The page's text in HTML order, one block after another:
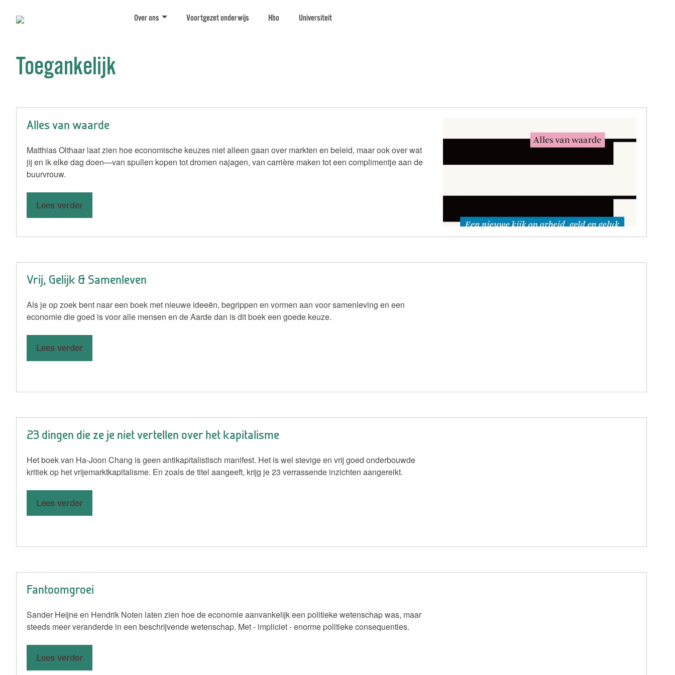
Over ons Voortgezet onderwijs Hbo Universiteit
Toegankelijk
Alles van waarde
Matthias Olthaar laat zien hoe economische keuzes niet alleen gaan over markten en beleid, maar ook over wat
jij en ik elke dag doen—van spullen kopen tot dromen najagen, van carrière maken tot een complimentje aan de
buurvrouw.
Lees verder
Vrij, Gelijk & Samenleven
Als je op zoek bent naar een boek met nieuwe ideeën, begrippen en vormen aan voor samenleving en een
economie die goed is voor alle mensen en de Aarde dan is dit boek een goede keuze.
Lees verder
23 dingen die ze je niet vertellen over het kapitalisme
Het boek van Ha-Joon Chang is geen antikapitalistisch manifest. Het is wel stevige en vrij goed onderbouwde
kritiek op het vrijemarktkapitalisme. En zoals de titel aangeeft, krijg je 23 verrassende inzichten aangereikt.
Lees verder
Fantoomgroei
Sander Heijne en Hendrik Noten laten zien hoe de economie aanvankelijk een politieke wetenschap was, maar
steeds meer veranderde in een beschrijvende wetenschap. Met - impliciet - enorme politieke consequenties.
Lees verder